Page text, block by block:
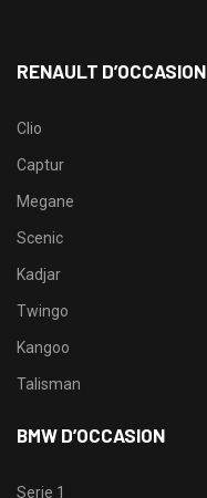
RENAULT D’OCCASION
Clio
Captur
Megane
Scenic
Kadjar
Twingo
Kangoo
Talisman
BMW D’OCCASION
Serie 1